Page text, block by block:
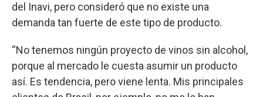
del Inavi, pero consideró que no existe una
demanda tan fuerte de este tipo de producto.
“No tenemos ningún proyecto de vinos sin alcohol,
porque al mercado le cuesta asumir un producto
así. Es tendencia, pero viene lenta. Mis principales